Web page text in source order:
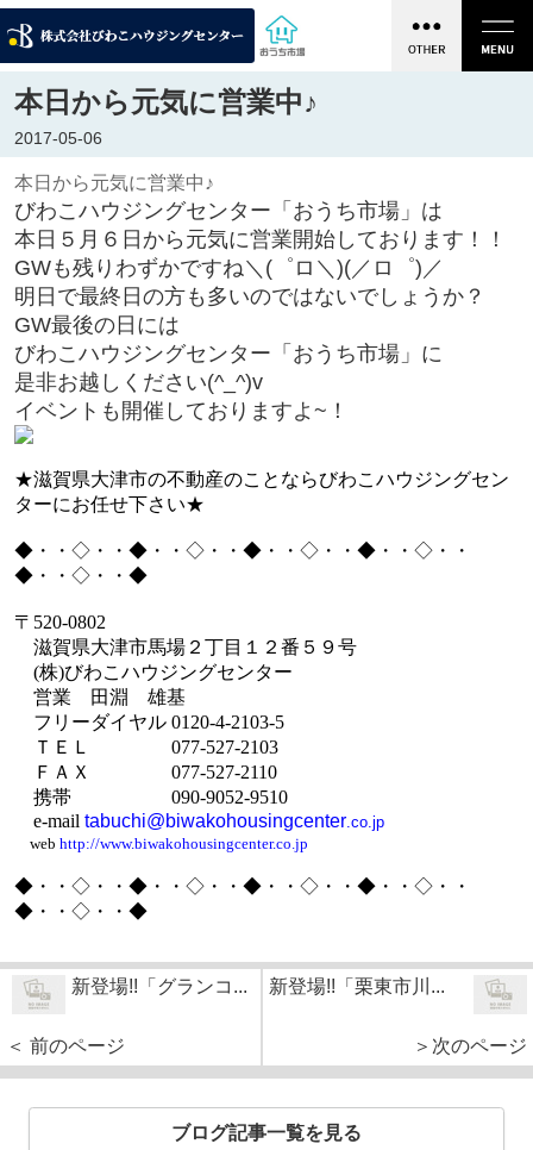
本日から元気に営業中♪
2017-05-06
本日から元気に営業中♪
びわこハウジングセンター「おうち市場」は
本日５月６日から元気に営業開始しております！！
GWも残りわずかですね＼(゜ロ＼)(／ロ゜)／
明日で最終日の方も多いのではないでしょうか？
GW最後の日には
びわこハウジングセンター「おうち市場」に
是非お越しください(^_^)v
イベントも開催しておりますよ~！
★滋賀県大津市の不動産のことならびわこハウジングセン
ターにお任せ下さい★
◆・・◇・・◆・・◇・・◆・・◇・・◆・・◇・・
◆・・◇・・◆
〒 520-0802
滋賀県大津市馬場２丁目１２番５９号
(株)びわこハウジングセンター
営業 田淵 雄基
フリーダイヤル0120-4-2103-5
ＴＥＬ 077-527-2103
ＦＡＸ 077-527-2110
携帯
090-9052-9510
e-mail tabuchi@biwakohousingcenter.co.jp
web http://www.biwakohousingcenter.co.jp
◆・・◇・・◆・・◇・・◆・・◇・・◆・・◇・・
◆・・◇・・◆
新登場!!「グランコ...
＜ 前のページ
新登場!!「栗東市川...
＞次のページ
ブログ記事一覧を見る